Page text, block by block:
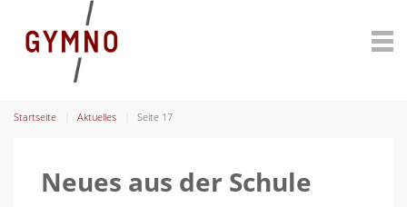
Startseite Aktuelles Seite 17
Neues aus der Schule